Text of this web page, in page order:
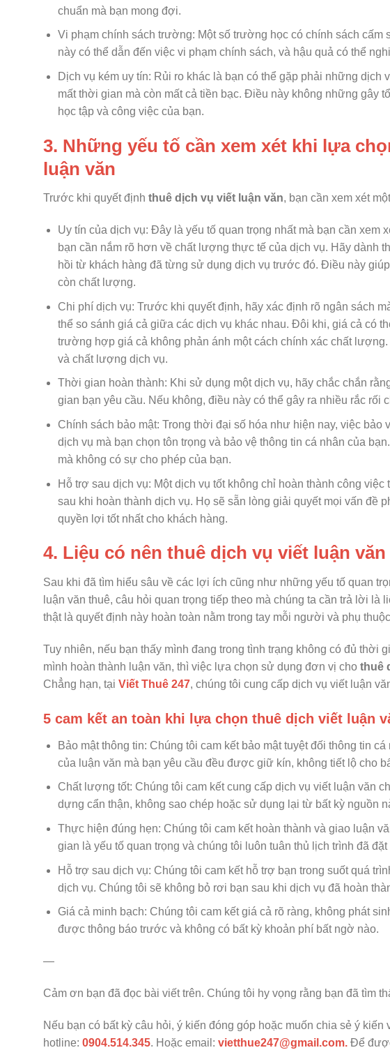
chuẩn mà bạn mong đợi.
Vi phạm chính sách trường: Một số trường học có chính sách
này có thể dẫn đến việc vi phạm chính sách, và hậu quả có thể
Dịch vụ kém uy tín: Rủi ro khác là bạn có thể gặp phải những
mất thời gian mà còn mất cả tiền bạc. Điều này không những gây
học tập và công việc của bạn.
3. Những yếu tố cần xem xét khi lựa
luận văn
Trước khi quyết định thuê dịch vụ viết luận văn, bạn cần xem xét
Uy tín của dịch vụ: Đây là yếu tố quan trọng nhất mà bạn cần xem
bạn cần nắm rõ hơn về chất lượng thực tế của dịch vụ. Hãy dành
hồi từ khách hàng đã từng sử dụng dịch vụ trước đó. Điều này
còn chất lượng.
Chi phí dịch vụ: Trước khi quyết định, hãy xác định rõ ngân sách
thể so sánh giá cả giữa các dịch vụ khác nhau. Đôi khi, giá cả có
trường hợp giá cả không phản ánh một cách chính xác chất
và chất lượng dịch vụ.
Thời gian hoàn thành: Khi sử dụng một dịch vụ, hãy chắc chắn
gian bạn yêu cầu. Nếu không, điều này có thể gây ra nhiều rắc rối
Chính sách bảo mật: Trong thời đại số hóa như hiện nay, việc
dịch vụ mà bạn chọn tôn trọng và bảo vệ thông tin cá nhân của
mà không có sự cho phép của bạn.
Hỗ trợ sau dịch vụ: Một dịch vụ tốt không chỉ hoàn thành công
sau khi hoàn thành dịch vụ. Họ sẽ sẵn lòng giải quyết mọi vấn đề
quyền lợi tốt nhất cho khách hàng.
4. Liệu có nên thuê dịch vụ viết luận
Sau khi đã tìm hiểu sâu về các lợi ích cũng như những yếu tố quan
luận văn thuê, câu hỏi quan trọng tiếp theo mà chúng ta cần trả lời là
thật là quyết định này hoàn toàn nằm trong tay mỗi người và phụ
Tuy nhiên, nếu bạn thấy mình đang trong tình trạng không có đủ thời
mình hoàn thành luận văn, thì việc lựa chọn sử dụng đơn vị cho thuê
Chẳng hạn, tại Viết Thuê 247, chúng tôi cung cấp dịch vụ viết luận
5 cam kết an toàn khi lựa chọn thuê dịch viết luận
Bảo mật thông tin: Chúng tôi cam kết bảo mật tuyệt đối thông tin
của luận văn mà bạn yêu cầu đều được giữ kín, không tiết lộ cho
Chất lượng tốt: Chúng tôi cam kết cung cấp dịch vụ viết luận văn
dựng cẩn thận, không sao chép hoặc sử dụng lại từ bất kỳ nguồn
Thực hiện đúng hẹn: Chúng tôi cam kết hoàn thành và giao luận
gian là yếu tố quan trọng và chúng tôi luôn tuân thủ lịch trình đã đặt
Hỗ trợ sau dịch vụ: Chúng tôi cam kết hỗ trợ bạn trong suốt quá
dịch vụ. Chúng tôi sẽ không bỏ rơi bạn sau khi dịch vụ đã hoàn
Giá cả minh bạch: Chúng tôi cam kết giá cả rõ ràng, không phát
được thông báo trước và không có bất kỳ khoản phí bất ngờ nào.
—
Cảm ơn bạn đã đọc bài viết trên. Chúng tôi hy vọng rằng bạn đã tìm
Nếu bạn có bất kỳ câu hỏi, ý kiến đóng góp hoặc muốn chia sẻ ý
hotline: 0904.514.345. Hoặc email: vietthue247@gmail.com. Để